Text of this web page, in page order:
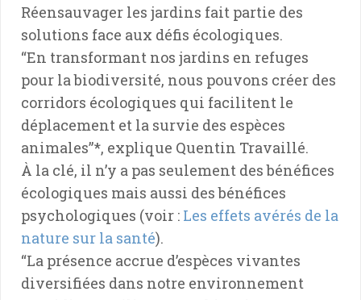
Réensauvager les jardins fait partie des
solutions face aux défis écologiques.
“En transformant nos jardins en refuges
pour la biodiversité, nous pouvons créer des
corridors écologiques qui facilitent le
déplacement et la survie des espèces
animales”*, explique Quentin Travaillé.
À la clé, il n’y a pas seulement des bénéfices
écologiques mais aussi des bénéfices
psychologiques (voir : Les effets avérés de la
nature sur la santé).
“La présence accrue d’espèces vivantes
diversifiées dans notre environnement